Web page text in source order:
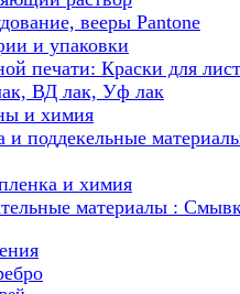
вееры Pantone
и упаковки
печати: Краски для
ВД лак, Уф лак
и химия
и поддекельные
и химия
материалы :